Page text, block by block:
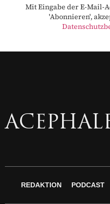
Mit Eingabe der E-Mail-
'Abonnieren',
REDAKTION PODCAST